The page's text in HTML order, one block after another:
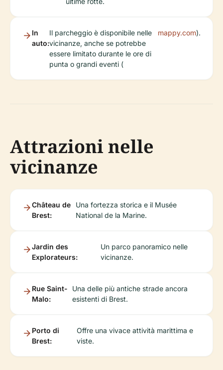
In
auto:
Il parcheggio è disponibile nelle
vicinanze, anche se potrebbe
essere limitato durante le ore di
punta o grandi eventi (
mappy.com).
Attrazioni nelle
vicinanze
Château de
Brest:
Una fortezza storica e il Musée
National de la Marine.
Jardin des
Explorateurs:
Un parco panoramico nelle
vicinanze.
Rue Saint-
Malo:
Una delle più antiche strade ancora
esistenti di Brest.
Porto di
Brest:
Offre una vivace attività marittima e
viste.